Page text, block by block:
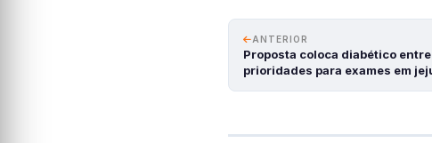
ANTERIOR
Proposta coloca diabético entre
prioridades para exames em